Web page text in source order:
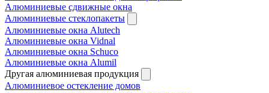
Алюминиевые сдвижные окна
Алюминиевые стеклопакеты
Алюминиевые окна Alutech
Алюминиевые окна Vidnal
Алюминиевые окна Schuco
Алюминиевые окна Alumil
Другая алюминиевая продукция
Алюминиевое остекление домов